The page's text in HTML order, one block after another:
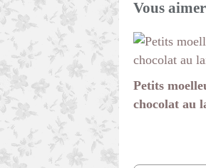
Vous
Petits
chocolat au